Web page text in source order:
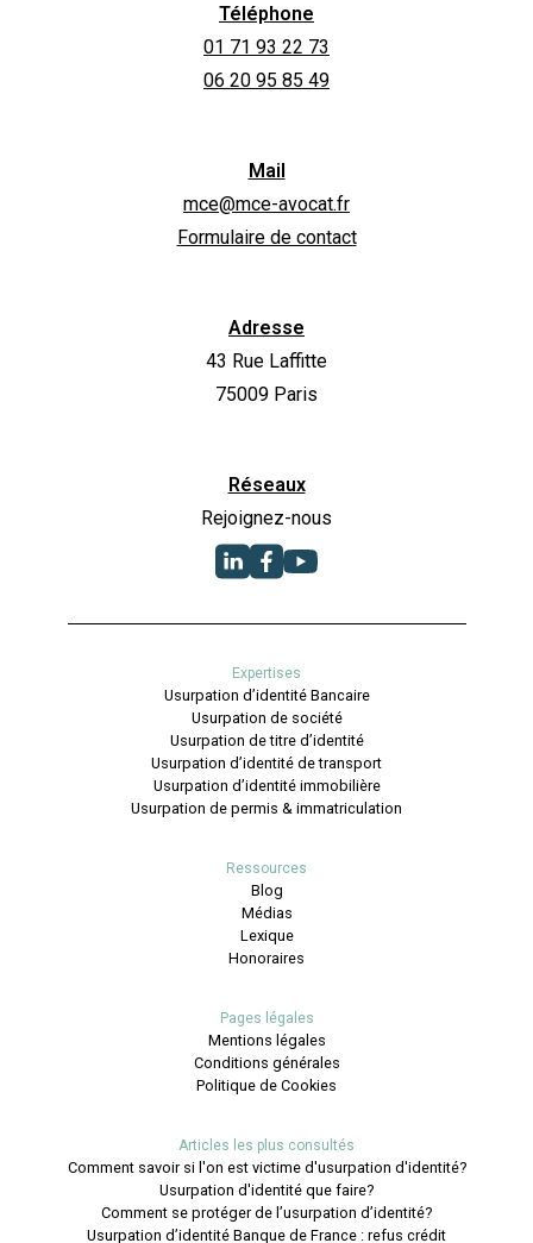
Téléphone
01 71 93 22 73
06 20 95 85 49
Mail
mce@mce-avocat.fr
Formulaire de contact
Adresse
43 Rue Laffitte
75009 Paris
Réseaux
Rejoignez-nous
Expertises
Usurpation d’identité Bancaire
Usurpation de société
Usurpation de titre d’identité
Usurpation d’identité de transport
Usurpation d’identité immobilière
Usurpation de permis & immatriculation
Ressources
Blog
Médias
Lexique
Honoraires
Pages légales
Mentions légales
Conditions générales
Politique de Cookies
Articles les plus consultés
Comment savoir si l'on est victime d'usurpation d'identité?
Usurpation d'identité que faire?
Comment se protéger de l’usurpation d’identité?
Usurpation d’identité Banque de France : refus crédit